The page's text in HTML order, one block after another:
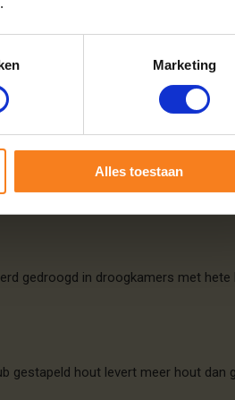
Marketing
Alles toestaan
is.
binnen worden opgeslagen, met
gedroogd in droogkamers met
gestapeld hout levert meer hout dan